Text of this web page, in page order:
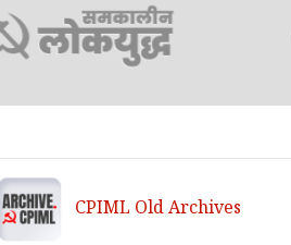
CPIML Old Archives